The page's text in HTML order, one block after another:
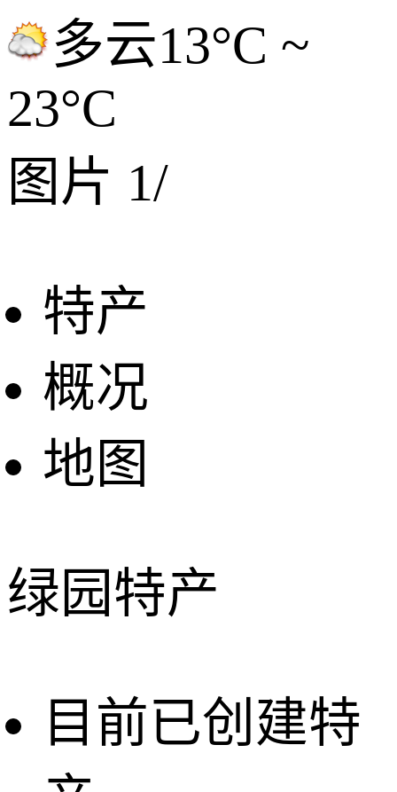
多云13°C ~
23°C
图片 1/
特产
概况
地图
绿园特产
目前已创建特